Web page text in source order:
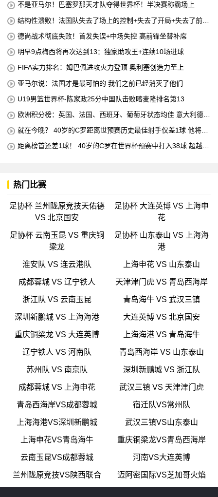
不是亚马尔！巴塞罗那天才队夺得世界杯！半决赛称霸场上
结构性溃败！法国队失去了场上的控制+失去了开局+失去了前锋
德尚战术彻底失败！首发失误+中场失控 高前锋坐替补席
明早9点梅西将再次达到13：独家助攻王+连续10场进球
FIFA实力排名：姆巴佩进攻火力登顶 奥利塞创造力至上
亚马尔说：法国才是最可怕的 我们之前已经消灭了他们
U19男篮世界杯-陈家政25分中国队击败喀麦隆排名第13
欧洲积分榜：英国、法国、西班牙、葡萄牙状态均佳 意大利德国
就在今晚？ 40岁的C罗距离世预赛历史最佳射手仅差1球 他将在
距离榜首还差1球！ 40岁的C罗在世界杯预赛中打入38球 超越梅
热门比赛
足协杯 兰州陇原竞技天佑德
VS 北京国安
足协杯 大连英博 VS 上海申
花
足协杯 云南玉昆 VS 重庆铜
梁龙
足协杯 山东泰山 VS 上海海
港
淮安队 VS 连云港队 上海申花 VS 山东泰山
成都蓉城 VS 辽宁铁人 天津津门虎 VS 青岛西海岸
浙江队 VS 云南玉昆 青岛海牛 VS 武汉三镇
深圳新鵬城 VS 上海海港 大连英博 VS 北京国安
重庆铜梁龙 VS 大连英博 上海海港 VS 青岛海牛
辽宁铁人 VS 河南队 青岛西海岸 VS 山东泰山
苏州队 VS 南京队 深圳新鵬城 VS 浙江队
成都蓉城 VS 上海申花 武汉三镇 VS 天津津门虎
青岛西海岸VS成都蓉城 宿迁队VS常州队
上海海港VS深圳新鹏城 武汉三镇VS山东泰山
上海申花VS青岛海牛 重庆铜梁龙VS青岛西海岸
云南玉昆VS成都蓉城 河南VS大连英博
兰州陇原竞技VS陕西联合 迈阿密国际VS芝加哥火焰